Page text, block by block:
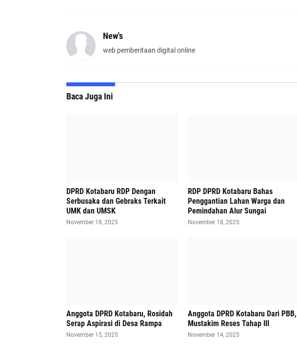
New's
web pemberitaan digital online
Baca Juga Ini
DPRD Kotabaru RDP Dengan
Serbusaka dan Gebraks Terkait
UMK dan UMSK
November 18, 2025
RDP DPRD Kotabaru Bahas
Penggantian Lahan Warga dan
Pemindahan Alur Sungai
November 18, 2025
Anggota DPRD Kotabaru, Rosidah
Serap Aspirasi di Desa Rampa
November 15, 2025
Anggota DPRD Kotabaru Dari PBB,
Mustakim Reses Tahap III
November 14, 2025